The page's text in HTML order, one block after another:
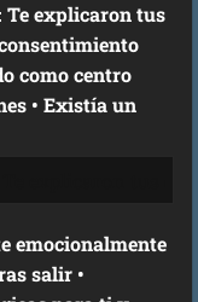
Te explicaron tus
como centro
• Existía un
emocionalmente
salir •